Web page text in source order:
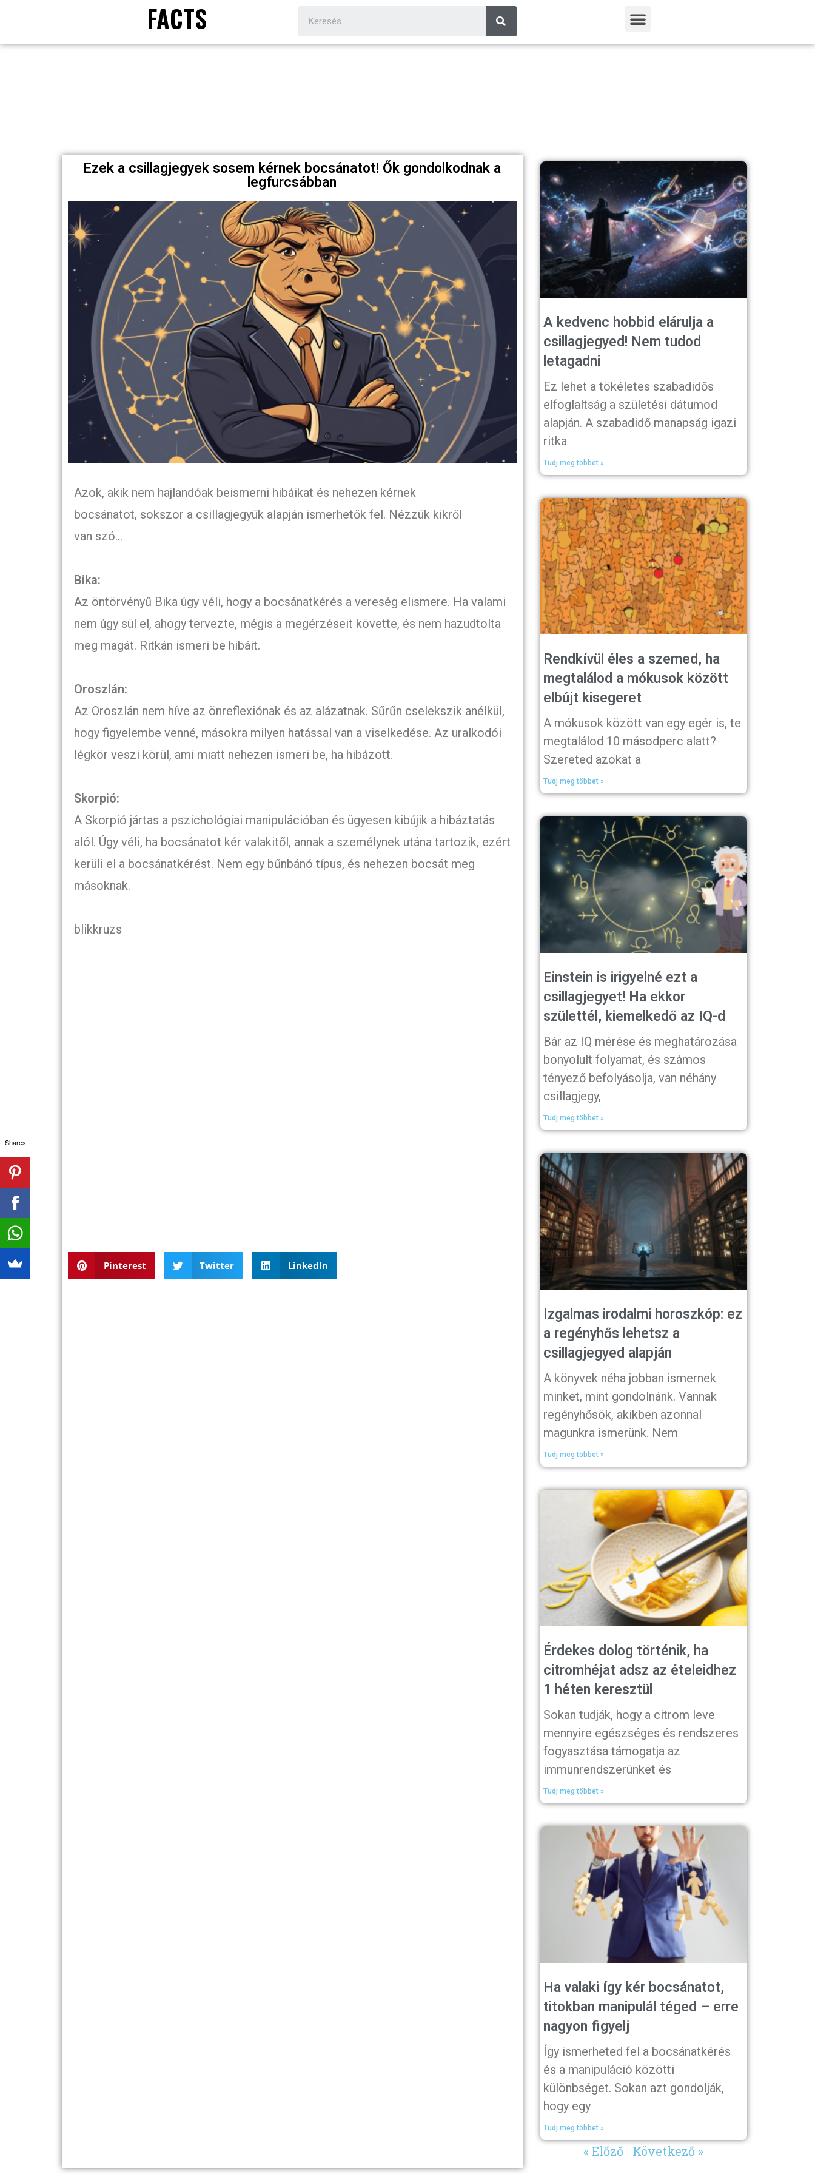
FACTS
Ezek a csillagjegyek sosem kérnek bocsánatot! Ők gondolkodnak a
legfurcsábban
Azok, akik nem hajlandóak beismerni hibáikat és nehezen kérnek
bocsánatot, sokszor a csillagjegyük alapján ismerhetők fel. Nézzük kikről
van szó…
Bika:
Az öntörvényű Bika úgy véli, hogy a bocsánatkérés a vereség elismere. Ha valami
nem úgy sül el, ahogy tervezte, mégis a megérzéseit követte, és nem hazudtolta
meg magát. Ritkán ismeri be hibáit.
Oroszlán:
Az Oroszlán nem híve az önreflexiónak és az alázatnak. Sűrűn cselekszik anélkül,
hogy figyelembe venné, másokra milyen hatással van a viselkedése. Az uralkodói
légkör veszi körül, ami miatt nehezen ismeri be, ha hibázott.
Skorpió:
A Skorpió jártas a pszichológiai manipulációban és ügyesen kibújik a hibáztatás
alól. Úgy véli, ha bocsánatot kér valakitől, annak a személynek utána tartozik, ezért
kerüli el a bocsánatkérést. Nem egy bűnbánó típus, és nehezen bocsát meg
másoknak.
blikkruzs
Pinterest Twitter LinkedIn
A kedvenc hobbid elárulja a
csillagjegyed! Nem tudod
letagadni
Ez lehet a tökéletes szabadidős
elfoglaltság a születési dátumod
alapján. A szabadidő manapság igazi
ritka
Tudj meg többet »
Rendkívül éles a szemed, ha
megtalálod a mókusok között
elbújt kisegeret
A mókusok között van egy egér is, te
megtalálod 10 másodperc alatt?
Szereted azokat a
Tudj meg többet »
Einstein is irigyelné ezt a
csillagjegyet! Ha ekkor
születtél, kiemelkedő az IQ-d
Bár az IQ mérése és meghatározása
bonyolult folyamat, és számos
tényező befolyásolja, van néhány
csillagjegy,
Tudj meg többet »
Izgalmas irodalmi horoszkóp: ez
a regényhős lehetsz a
csillagjegyed alapján
A könyvek néha jobban ismernek
minket, mint gondolnánk. Vannak
regényhősök, akikben azonnal
magunkra ismerünk. Nem
Tudj meg többet »
Érdekes dolog történik, ha
citromhéjat adsz az ételeidhez
1 héten keresztül
Sokan tudják, hogy a citrom leve
mennyire egészséges és rendszeres
fogyasztása támogatja az
immunrendszerünket és
Tudj meg többet »
Ha valaki így kér bocsánatot,
titokban manipulál téged – erre
nagyon figyelj
Így ismerheted fel a bocsánatkérés
és a manipuláció közötti
különbséget. Sokan azt gondolják,
hogy egy
Tudj meg többet »
« Előző Következő »
Shares